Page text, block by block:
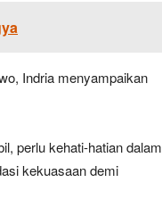
Indria menyampaikan
perlu kehati-hatian dalam
kekuasaan demi